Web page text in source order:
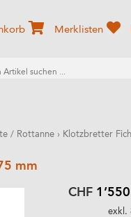
Merklisten
/ Rottanne › Klotzbretter
mm
CHF
exkl.